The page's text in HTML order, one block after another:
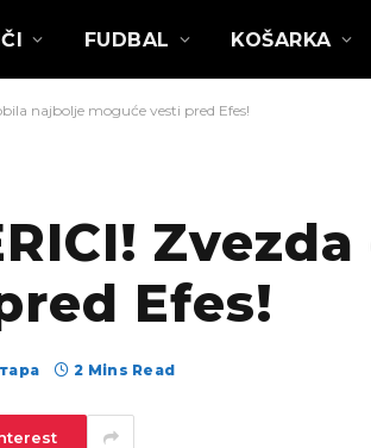
FUDBAL KOŠARKA
najbolje moguće vesti pred Efes!
Efes!
2 Mins Read